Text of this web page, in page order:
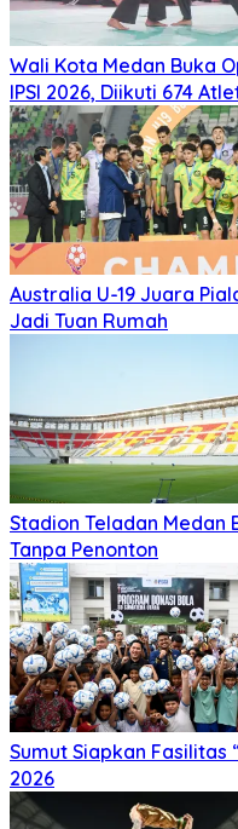
Wali Kota Medan Buka
IPSI 2026, Diikuti 674
Australia U-19 Juara
Jadi Tuan Rumah
Stadion Teladan Medan
Tanpa Penonton
Sumut Siapkan Fasilitas
2026